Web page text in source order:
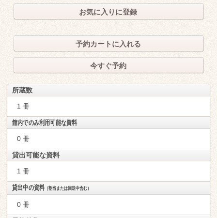
お気に入りに登録
予約カートに入れる
今すぐ予約
所蔵数
1 冊
館内でのみ利用可能な資料
0 冊
貸出可能な資料
1 冊
貸出中の資料（割当または回送中含む）
0 冊